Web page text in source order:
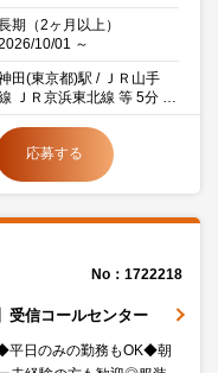
働7時間15分×月21日）
期（2ヶ月以上）
10/01 ～
田(東京都)駅 / ＪＲ山手
ＪＲ京浜東北線 等 5分 徒
応募する
No：1722218
信コールセンター
平日のみの勤務もOK◆朝